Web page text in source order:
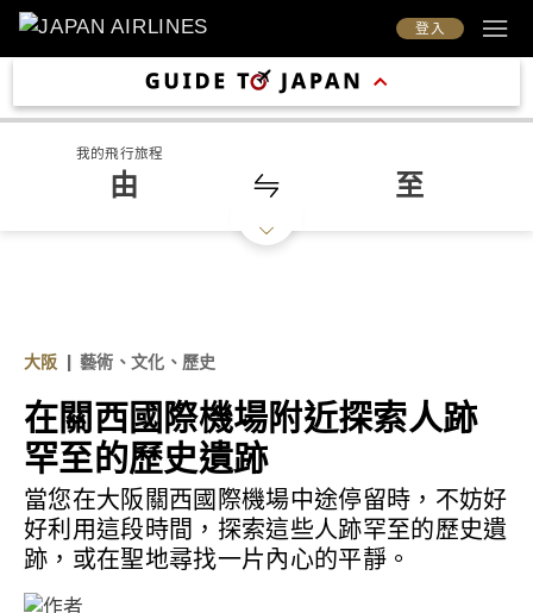
登入
我的飛行旅程
由 至
大阪 | 藝術、文化、歷史
在關西國際機場附近探索人跡
罕至的歷史遺跡
當您在大阪關西國際機場中途停留時，不妨好
好利用這段時間，探索這些人跡罕至的歷史遺
跡，或在聖地尋找一片內心的平靜。